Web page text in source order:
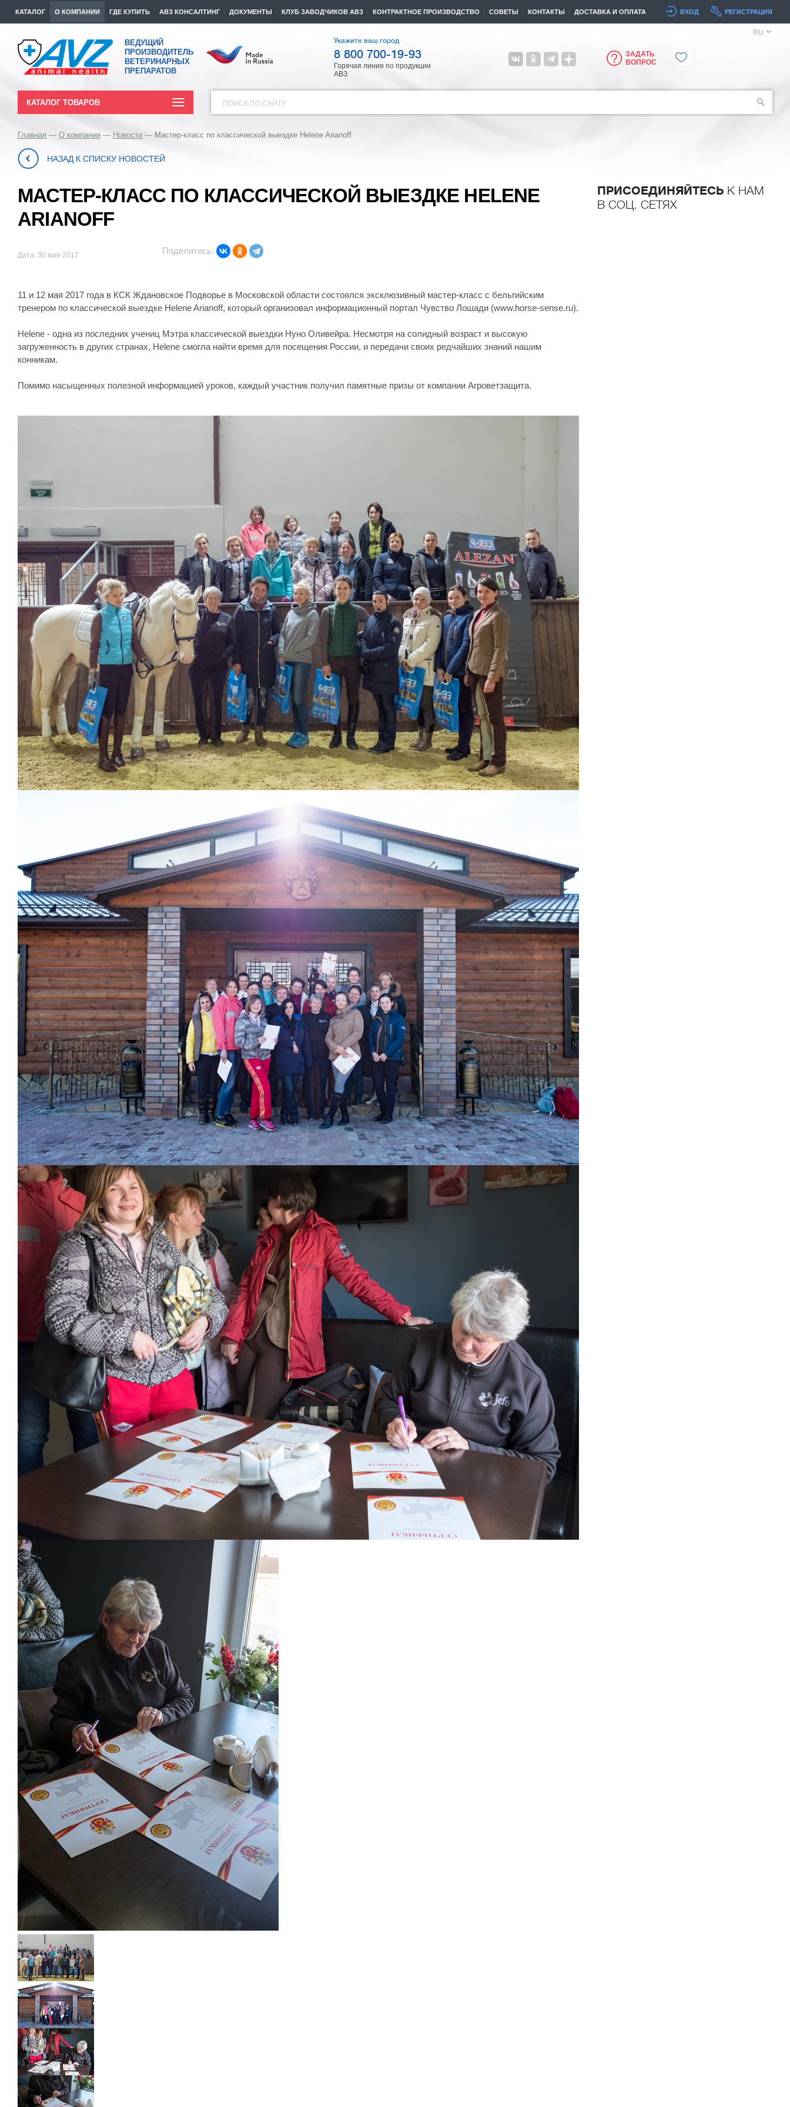
КАТАЛОГ О КОМПАНИИ ГДЕ КУПИТЬ АВЗ КОНСАЛТИНГ ДОКУМЕНТЫ КЛУБ ЗАВОДЧИКОВ АВЗ КОНТРАКТНОЕ ПРОИЗВОДСТВО СОВЕТЫ КОНТАКТЫ ДОСТАВКА И ОПЛАТА ВХОД РЕГИСТРАЦИЯ
ВЕДУЩИЙ
ПРОИЗВОДИТЕЛЬ
ВЕТЕРИНАРНЫХ
ПРЕПАРАТОВ
Укажите ваш город
8 800 700-19-93
Горячая линия по продукции
АВЗ
ЗАДАТЬ
ВОПРОС
RU
КАТАЛОГ ТОВАРОВ ПОИСК ПО САЙТУ
Главная О компании Новости Мастер-класс по классической выездке Helene Arianoff
НАЗАД К СПИСКУ НОВОСТЕЙ
МАСТЕР-КЛАСС ПО КЛАССИЧЕСКОЙ ВЫЕЗДКЕ HELENE
ARIANOFF
Дата: 30 мая 2017 Поделитесь:
11 и 12 мая 2017 года в КСК Ждановское Подворье в Московской области состоялся эксклюзивный мастер-класс с бельгийским
тренером по классической выездке Helene Arianoff, который организовал информационный портал Чувство Лошади (www.horse-sense.ru).
Helene - одна из последних учениц Мэтра классической выездки Нуно Оливейра. Несмотря на солидный возраст и высокую
загруженность в других странах, Helene смогла найти время для посещения России, и передачи своих редчайших знаний нашим
конникам.
Помимо насыщенных полезной информацией уроков, каждый участник получил памятные призы от компании Агроветзащита.
ПРИСОЕДИНЯЙТЕСЬК НАМ
В СОЦ. СЕТЯХ